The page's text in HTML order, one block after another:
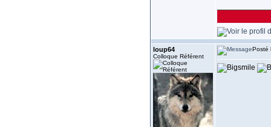
loup64
Colloque Référent
Posté